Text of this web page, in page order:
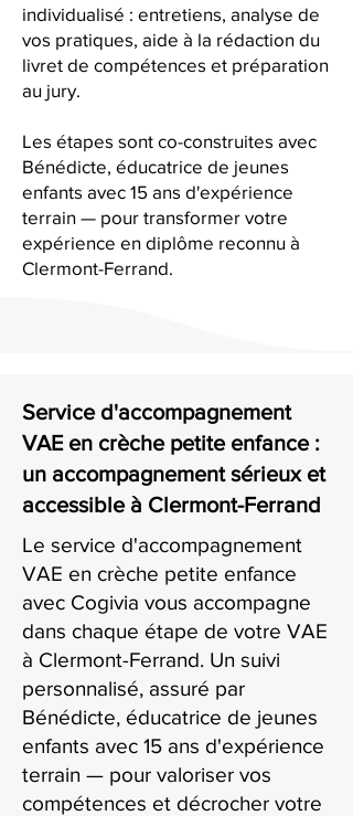
individualisé : entretiens, analyse de
vos pratiques, aide à la rédaction du
livret de compétences et préparation
au jury.
Les étapes sont co-construites avec
Bénédicte, éducatrice de jeunes
enfants avec 15 ans d'expérience
terrain — pour transformer votre
expérience en diplôme reconnu à
Clermont-Ferrand.
Service d'accompagnement
VAE en crèche petite enfance :
un accompagnement sérieux et
accessible à Clermont-Ferrand
Le service d'accompagnement
VAE en crèche petite enfance
avec Cogivia vous accompagne
dans chaque étape de votre VAE
à Clermont-Ferrand. Un suivi
personnalisé, assuré par
Bénédicte, éducatrice de jeunes
enfants avec 15 ans d'expérience
terrain — pour valoriser vos
compétences et décrocher votre